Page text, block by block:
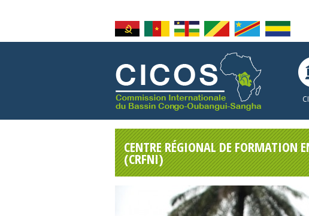
CENTRE RÉGIONAL DE FORMATION
(CRFNI)